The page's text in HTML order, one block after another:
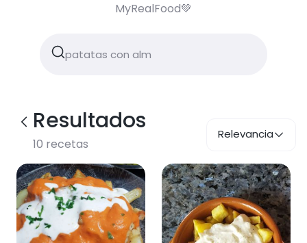
MyRealFood💚
Resultados
10 recetas
Relevancia